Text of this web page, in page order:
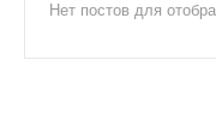
Нет постов для